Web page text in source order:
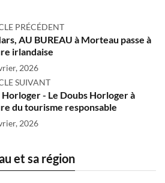
PRÉCÉDENT
AU BUREAU à Morteau passe à
irlandaise
2026
SUIVANT
Horloger - Le Doubs Horloger à
du tourisme responsable
2026
et sa région